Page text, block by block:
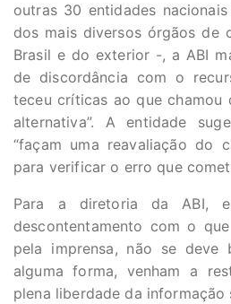
outras 30 entidades
dos mais diversos órgãos de
Brasil e do exterior -, a ABI
de discordância com o
teceu críticas ao que chamou
alternativa”. A entidade
“façam uma reavaliação do
para verificar o erro que
Para a diretoria da ABI,
descontentamento com o
pela imprensa, não se deve
alguma forma, venham a
plena liberdade da informação